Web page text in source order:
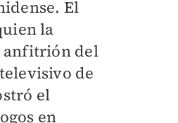
El
la
anfitrión del
de
el
en